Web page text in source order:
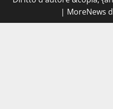
| MoreNews